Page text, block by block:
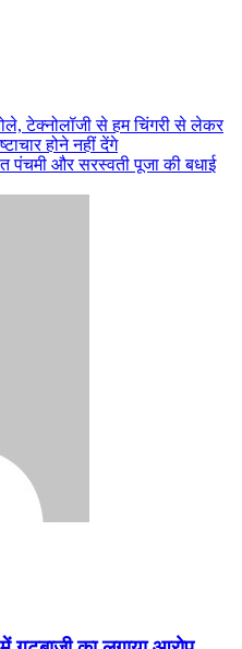
टेक्नोलॉजी से हम चिंगरी से लेकर
होने नहीं देंगे
पंचमी और सरस्वती पूजा की बधाई